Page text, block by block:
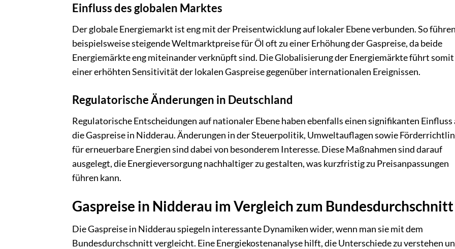
Einfluss des globalen Marktes
Der globale Energiemarkt ist eng mit der Preisentwicklung auf lokaler Ebene verbunden. So führen
beispielsweise steigende Weltmarktpreise für Öl oft zu einer Erhöhung der Gaspreise, da beide
Energiemärkte eng miteinander verknüpft sind. Die Globalisierung der Energiemärkte führt somit
einer erhöhten Sensitivität der lokalen Gaspreise gegenüber internationalen Ereignissen.
Regulatorische Änderungen in Deutschland
Regulatorische Entscheidungen auf nationaler Ebene haben ebenfalls einen signifikanten Einfluss
die Gaspreise in Nidderau. Änderungen in der Steuerpolitik, Umweltauflagen sowie
für erneuerbare Energien sind dabei von besonderem Interesse. Diese Maßnahmen sind darauf
ausgelegt, die Energieversorgung nachhaltiger zu gestalten, was kurzfristig zu Preisanpassungen
führen kann.
Gaspreise in Nidderau im Vergleich zum Bundesdurchschnitt
Die Gaspreise in Nidderau spiegeln interessante Dynamiken wider, wenn man sie mit dem
Bundesdurchschnitt vergleicht. Eine Energiekostenanalyse hilft, die Unterschiede zu verstehen